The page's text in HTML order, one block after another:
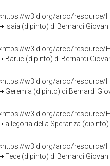
w3id.org/arco/resource/
Isaia (dipinto) di Bernardi
w3id.org/arco/resource/
Baruc (dipinto) di Bernardi
w3id.org/arco/resource/
Geremia (dipinto) di Bernardi
w3id.org/arco/resource/
allegoria della Speranza
w3id.org/arco/resource/
Fede (dipinto) di Bernardi